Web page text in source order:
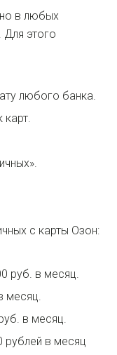
в любых
Для этого
любого банка.
карт.
с карты Озон:
руб. в месяц.
месяц.
в месяц.
рублей в месяц